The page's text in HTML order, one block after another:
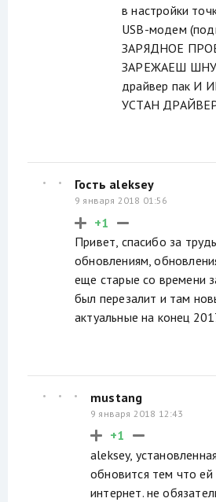
в настройки
USB-модем
ЗАРЯДНОЕ
ЗАРЕЖАЕШ
драйвер пак И
УСТАН
Гость aleksey
9 января 2018 01:56
+1
Привет, спасибо за
обновлениям,
еще старые со времени
был перезалит и там
актуальные на конец
mustang
9 января 2018 12:43
+1
aleksey,
обновится тем что
интернет. не